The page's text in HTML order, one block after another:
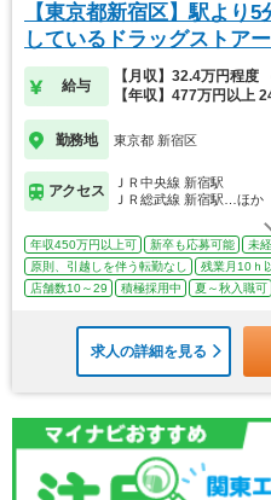
【東京都新宿区】駅より
しているドラッグストア
給与
【月収】32.4万円程度
【年収】477万円以上
勤務地 東京都 新宿区
アクセス
ＪＲ中央線 新宿駅
ＪＲ総武線 新宿駅…ほか
年収450万円以上可 新卒も応募可能
未
原則、引越しを伴う転勤なし
残業月10ｈ
店舗数10～29
積極採用中 夏～秋入職可
求人の詳細を見る